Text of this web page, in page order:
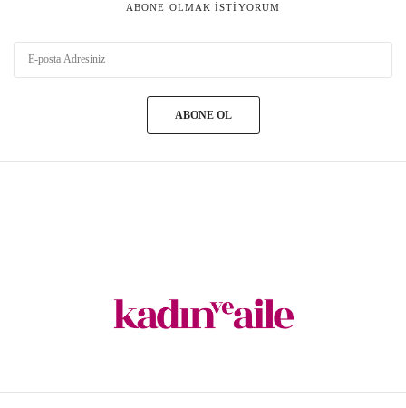
ABONE OLMAK ISTIYORUM
ABONE OL